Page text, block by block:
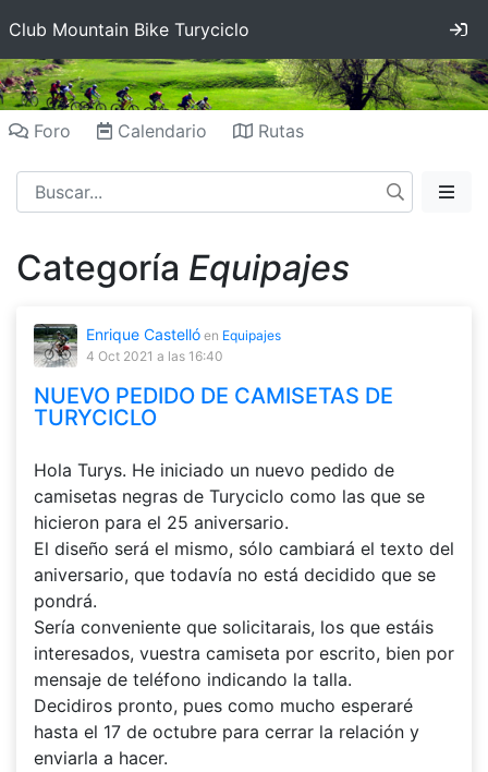
Club Mountain Bike Turyciclo
Foro Calendario Rutas
Categoría Equipajes
Enrique Castelló en Equipajes
4 Oct 2021 a las 16:40
NUEVO PEDIDO DE CAMISETAS DE
TURYCICLO
Hola Turys. He iniciado un nuevo pedido de
camisetas negras de Turyciclo como las que se
hicieron para el 25 aniversario.
El diseño será el mismo, sólo cambiará el texto del
aniversario, que todavía no está decidido que se
pondrá.
Sería conveniente que solicitarais, los que estáis
interesados, vuestra camiseta por escrito, bien por
mensaje de teléfono indicando la talla.
Decidiros pronto, pues como mucho esperaré
hasta el 17 de octubre para cerrar la relación y
enviarla a hacer.